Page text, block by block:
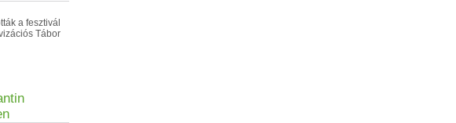
a fesztivál
Tábor